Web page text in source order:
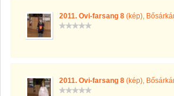
2011. Ovi-farsang 8 (kép),
2011. Ovi-farsang 8 (kép),